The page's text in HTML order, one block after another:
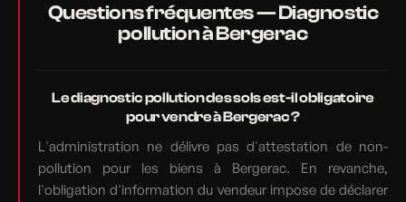
Questions fréquentes — Diagnostic
pollution à Bergerac
Le diagnostic pollution des sols est-il obligatoire
pour vendre à Bergerac ?
L'administration ne délivre pas d'attestation de non-
pollution pour les biens à Bergerac. En revanche,
l'obligation d'information du vendeur impose de déclarer